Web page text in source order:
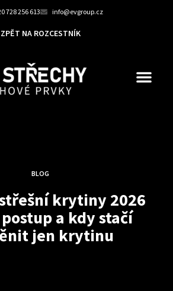
728 256 613 info@evgroup.cz
ZPĚT NA ROZCESTNÍK
BLOG
krytiny 2026
postup a kdy stačí
jen krytinu